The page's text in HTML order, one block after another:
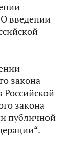
введении
закона
Российской
закона
публичной